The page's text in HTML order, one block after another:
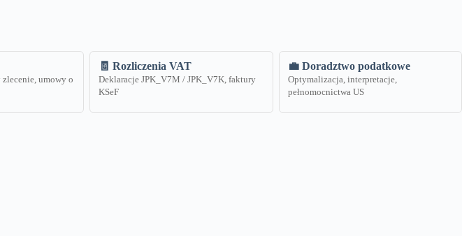
zlecenie, umowy o
🧾 Rozliczenia VAT
Deklaracje JPK_V7M / JPK_V7K, faktury
KSeF
💼 Doradztwo podatkowe
Optymalizacja, interpretacje,
pełnomocnictwa US